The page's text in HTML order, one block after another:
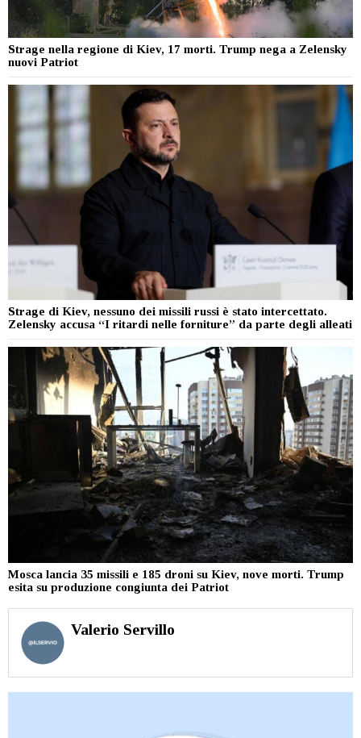
Strage nella regione di Kiev, 17 morti. Trump nega a Zelensky
nuovi Patriot
Strage di Kiev, nessuno dei missili russi è stato intercettato.
Zelensky accusa “I ritardi nelle forniture” da parte degli alleati
Mosca lancia 35 missili e 185 droni su Kiev, nove morti. Trump
esita su produzione congiunta dei Patriot
Valerio Servillo